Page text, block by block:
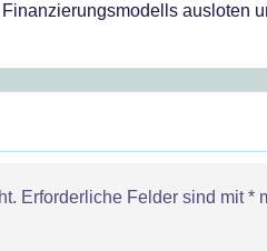
ausloten
Erforderliche Felder sind mit*